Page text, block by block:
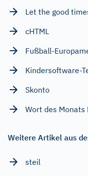
Let the good
cHTML
Fußball-
Kindersoftware-
Skonto
Wort des
Weitere Artikel aus
steil